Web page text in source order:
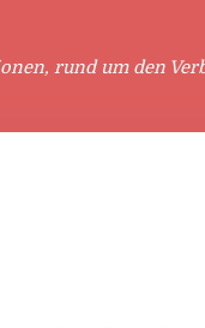
rund um den